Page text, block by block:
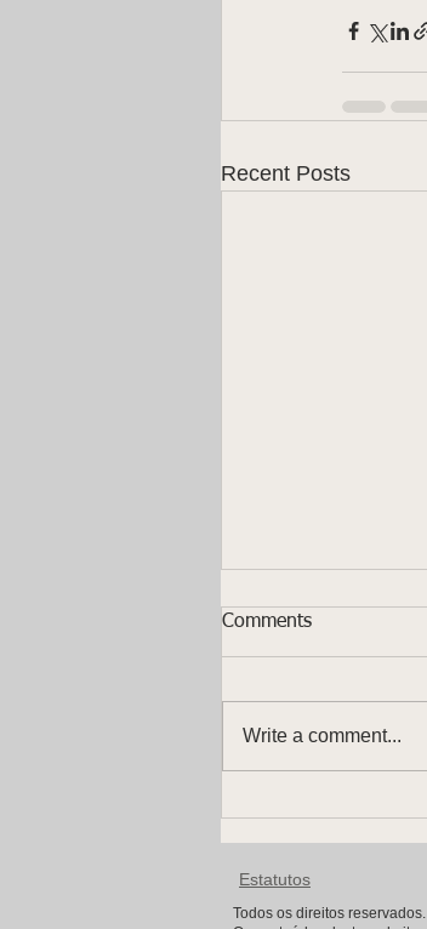
Recent Posts
Comments
Write a comment...
Estatutos
Todos os direitos reservados.